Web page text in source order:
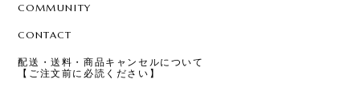
COMMUNITY
CONTACT
配送・送料・商品キャンセルについて
【ご注文前に必読ください】